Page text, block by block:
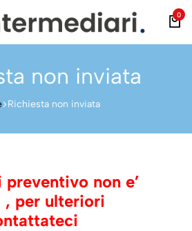
0
non inviata
Richiesta non inviata
non e’
per ulteriori